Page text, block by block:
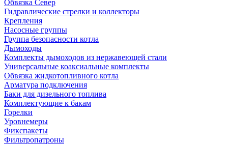
Обвязка Север
Гидравлические стрелки и коллекторы
Крепления
Насосные группы
Группа безопасности котла
Дымоходы
Комплекты дымоходов из нержавеющей стали
Универсальные коаксиальные комплекты
Обвязка жидкотопливного котла
Арматура подключения
Баки для дизельного топлива
Комплектующие к бакам
Горелки
Уровнемеры
Фикспакеты
Фильтропатроны